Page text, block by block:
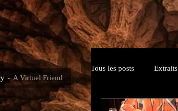
A Virtuel Friend
Tous les posts Extraits